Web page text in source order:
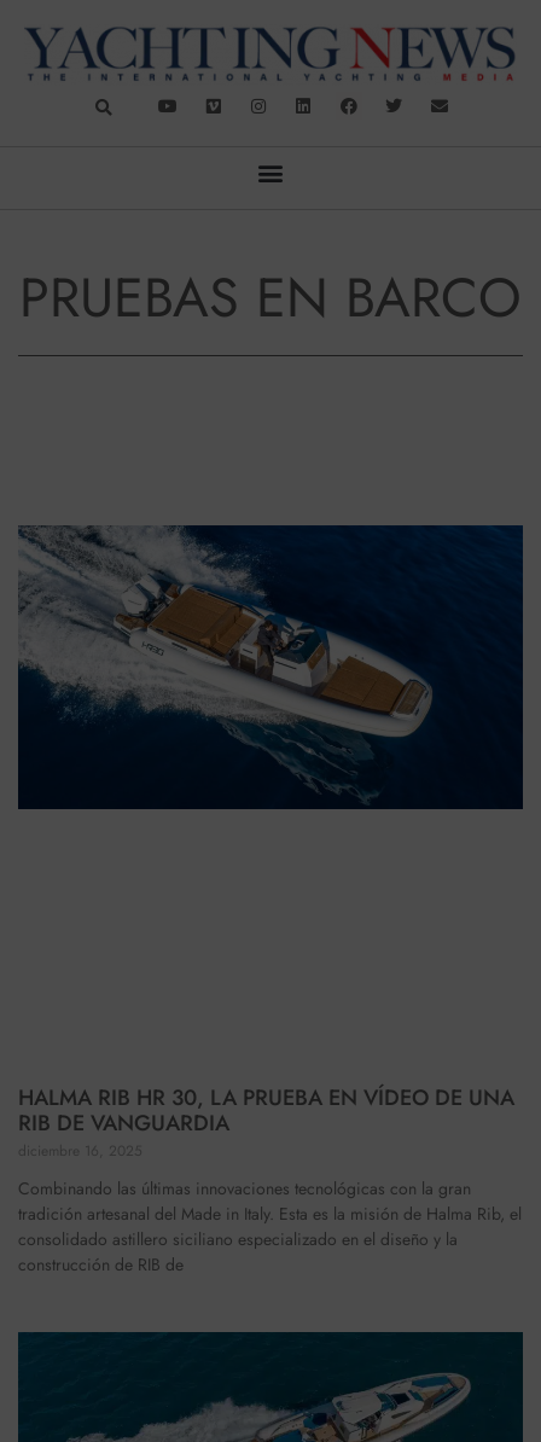
PRUEBAS EN BARCO
HALMA RIB HR 30, LA PRUEBA EN VÍDEO DE UNA
RIB DE VANGUARDIA
diciembre 16, 2025
Combinando las últimas innovaciones tecnológicas con la gran
tradición artesanal del Made in Italy. Esta es la misión de Halma Rib, el
consolidado astillero siciliano especializado en el diseño y la
construcción de RIB de